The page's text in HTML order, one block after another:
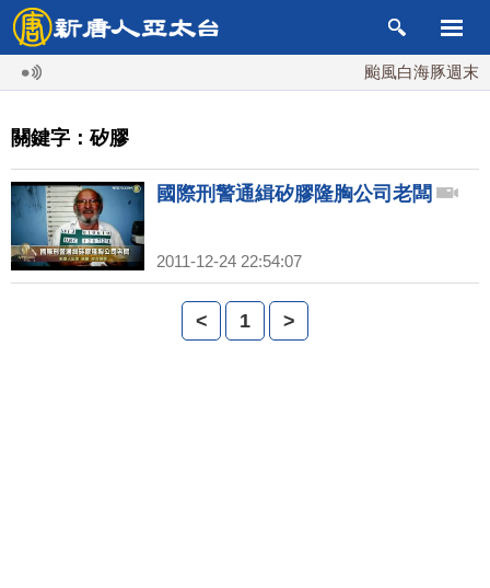
颱風白海豚週末
關鍵字：矽膠
國際刑警通緝矽膠隆胸公司老闆
2011-12-24 22:54:07
< 1 >